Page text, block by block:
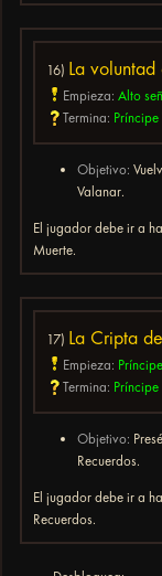
16) La
Empieza: Alto
Termina:
Objetivo:
Valanar.
El jugador debe ir a
Muerte.
17) La Cripta
Empieza:
Termina: Príncipe
Objetivo:
Recuerdos.
El jugador debe ir a
Recuerdos.